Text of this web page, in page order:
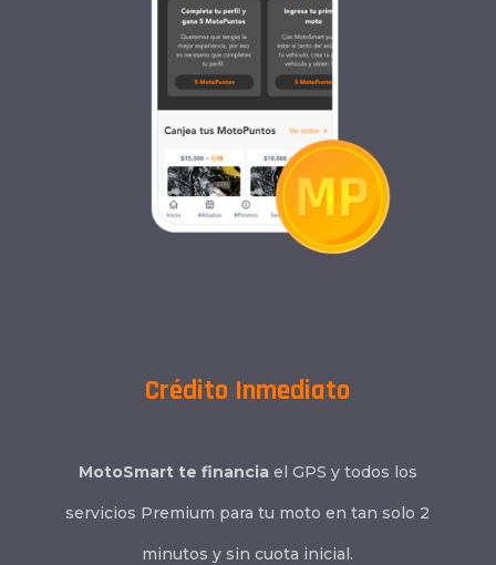
Crédito Inmediato
MotoSmart te financiael GPS y todos los
servicios Premium para tu moto en tan solo 2
minutos y sin cuota inicial.